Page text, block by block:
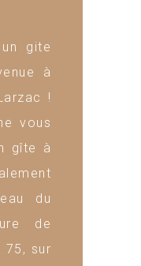
gite
à
!
vous
gîte à
du
de
75, sur